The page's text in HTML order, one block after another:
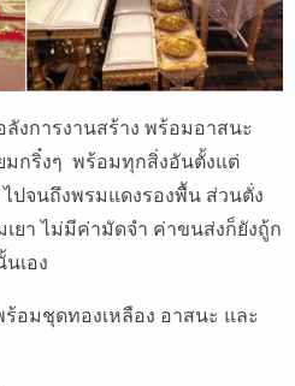
งการงานสร้าง พร้อมอาสนะ
มกริ๋งๆ พร้อมทุกสิ่งอันตั้งแต่
ปจนถึงพรมแดงรองพื้น ส่วนตั่ง
ยา ไม่มีค่ามัดจำ ค่าขนส่งก็ยังถู้ก
เอง
อมชุดทองเหลือง อาสนะ และ